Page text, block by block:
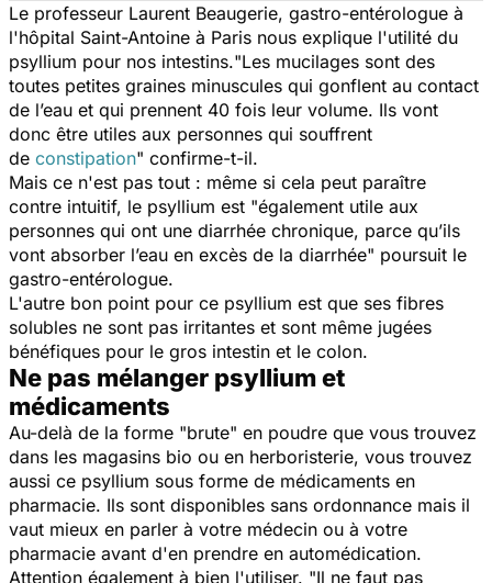
Le professeur Laurent Beaugerie, gastro-entérologue à
l'hôpital Saint-Antoine à Paris nous explique l'utilité du
psyllium pour nos intestins."Les mucilages sont des
toutes petites graines minuscules qui gonflent au contact
de l’eau et qui prennent 40 fois leur volume. Ils vont
donc être utiles aux personnes qui souffrent
de constipation" confirme-t-il.
Mais ce n'est pas tout : même si cela peut paraître
contre intuitif, le psyllium est "également utile aux
personnes qui ont une diarrhée chronique, parce qu’ils
vont absorber l’eau en excès de la diarrhée" poursuit le
gastro-entérologue.
L'autre bon point pour ce psyllium est que ses fibres
solubles ne sont pas irritantes et sont même jugées
bénéfiques pour le gros intestin et le colon.
Ne pas mélanger psyllium et
médicaments
Au-delà de la forme "brute" en poudre que vous trouvez
dans les magasins bio ou en herboristerie, vous trouvez
aussi ce psyllium sous forme de médicaments en
pharmacie. Ils sont disponibles sans ordonnance mais il
vaut mieux en parler à votre médecin ou à votre
pharmacie avant d'en prendre en automédication.
Attention également à bien l'utiliser. "Il ne faut pas